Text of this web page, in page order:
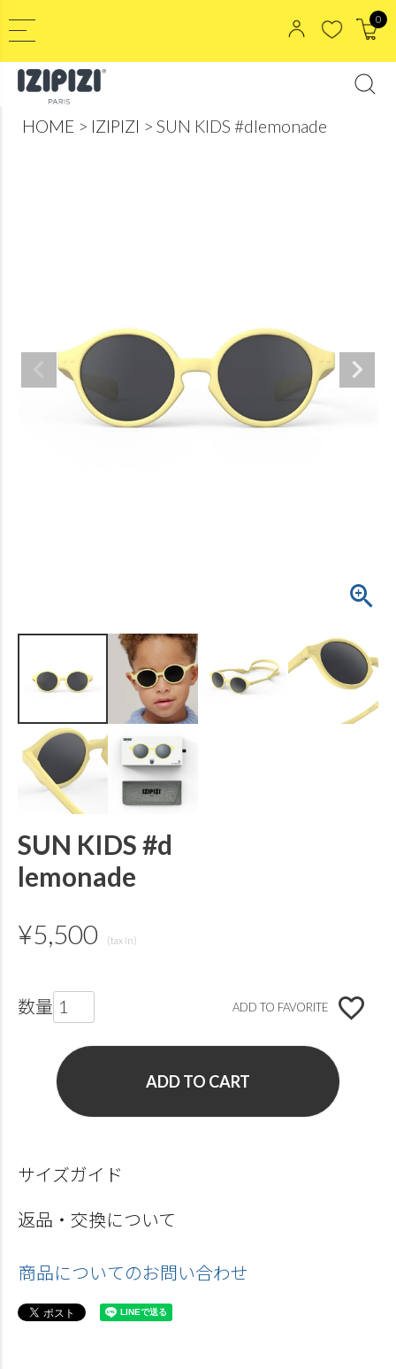
0
HOME IZIPIZI SUN KIDS #dlemonade
SUN KIDS #d
lemonade
¥5,500
ADD TO FAVORITE
ADD TO CART
サイズガイド
返品・交換について
商品についてのお問い合わせ